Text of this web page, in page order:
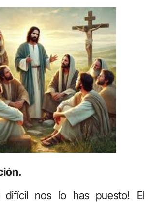
difícil nos lo has puesto! El